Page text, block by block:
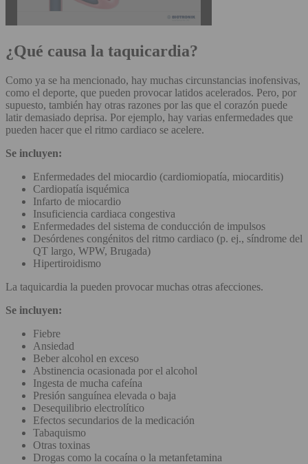
¿Qué causa la taquicardia?
Como ya se ha mencionado, hay muchas circunstancias inofensivas,
como el deporte, que pueden provocar latidos acelerados. Pero, por
supuesto, también hay otras razones por las que el corazón puede
latir demasiado deprisa. Por ejemplo, hay varias enfermedades que
pueden hacer que el ritmo cardiaco se acelere.
Se incluyen:
Enfermedades del miocardio (cardiomiopatía, miocarditis)
Cardiopatía isquémica
Infarto de miocardio
Insuficiencia cardiaca congestiva
Enfermedades del sistema de conducción de impulsos
Desórdenes congénitos del ritmo cardiaco (p. ej., síndrome del
QT largo, WPW, Brugada)
Hipertiroidismo
La taquicardia la pueden provocar muchas otras afecciones.
Se incluyen:
Fiebre
Ansiedad
Beber alcohol en exceso
Abstinencia ocasionada por el alcohol
Ingesta de mucha cafeína
Presión sanguínea elevada o baja
Desequilibrio electrolítico
Efectos secundarios de la medicación
Tabaquismo
Otras toxinas
Drogas como la cocaína o la metanfetamina